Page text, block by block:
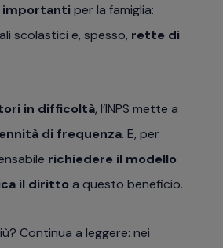
importanti per la famiglia:
scolastici e, spesso, rette di
in difficoltà, l’INPS mette a
di frequenza. E, per
richiedere il modello
il diritto a questo beneficio.
Continua a leggere: nei